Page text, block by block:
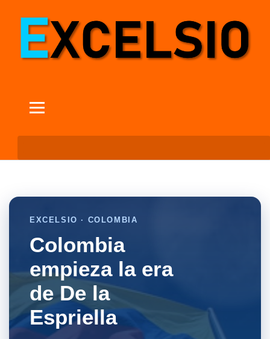
EXCELSIO · COLOMBIA
Colombia
empieza la era
de De la
Espriella